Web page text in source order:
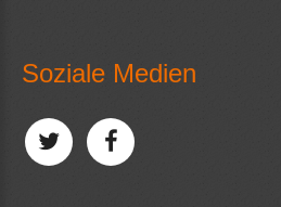
Soziale Medien